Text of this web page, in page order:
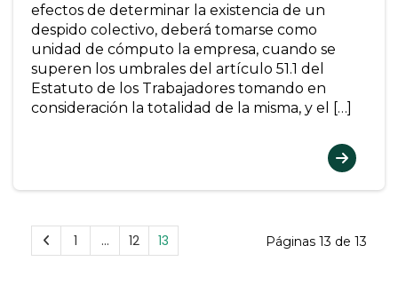
efectos de determinar la existencia de un
despido colectivo, deberá tomarse como
unidad de cómputo la empresa, cuando se
superen los umbrales del artículo 51.1 del
Estatuto de los Trabajadores tomando en
consideración la totalidad de la misma, y el […]
Páginas 13 de 13
1 … 12 13